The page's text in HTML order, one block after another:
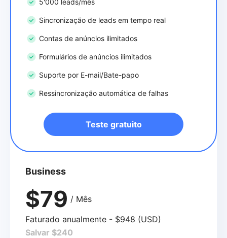
Sincronização de leads em tempo real
Contas de anúncios ilimitados
Formulários de anúncios ilimitados
Suporte por E-mail/Bate-papo
Ressincronização automática de falhas
Teste gratuito
Business
$79 / Mês
Faturado anualmente - $948 (USD)
Salvar $240